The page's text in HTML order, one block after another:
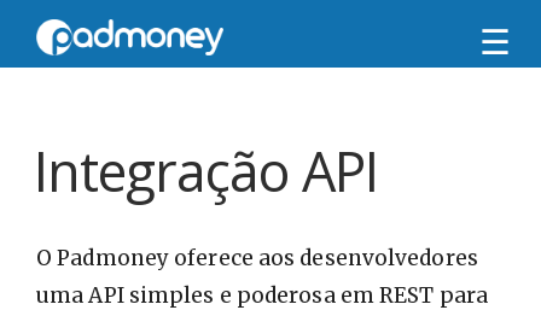
☰
Integração API
O Padmoney oferece aos desenvolvedores
uma API simples e poderosa em REST para
mail.
Twitter